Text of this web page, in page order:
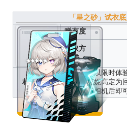
「星之砂」试衣底
稀有度
获取方
式
材料描述
使用后可以限时体
——拉克妮高定为
放入换装相机后即